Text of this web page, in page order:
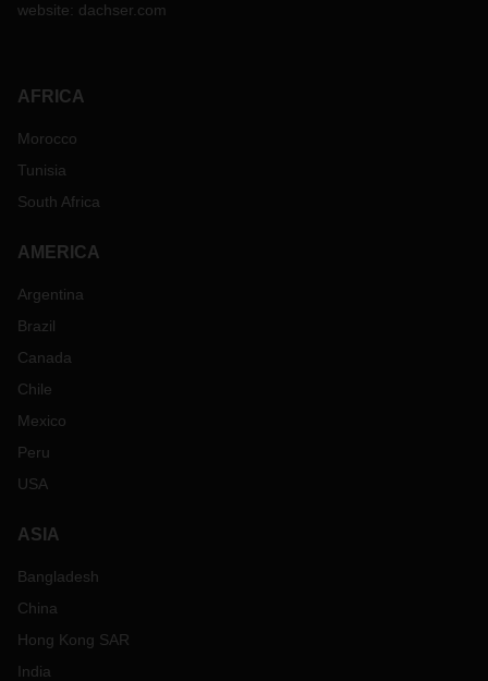
website: dachser.com
AFRICA
Morocco
Tunisia
South Africa
AMERICA
Argentina
Brazil
Canada
Chile
Mexico
Peru
USA
ASIA
Bangladesh
China
Hong Kong SAR
India